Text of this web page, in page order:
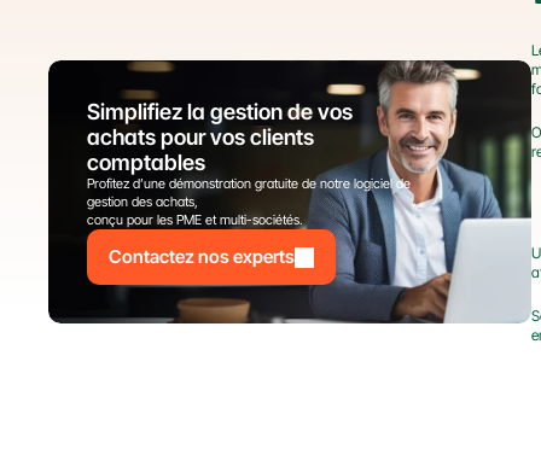
Simplifiez la gestion de vos
achats pour vos clients
comptables
Profitez d’une démonstration gratuite de notre logiciel de
gestion des achats,
conçu pour les PME et multi-sociétés.
Contactez nos experts